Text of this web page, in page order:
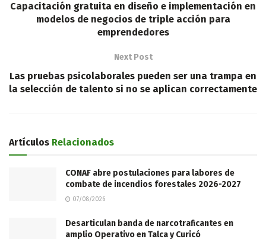
Capacitación gratuita en diseño e implementación en
modelos de negocios de triple acción para
emprendedores
Next Post
Las pruebas psicolaborales pueden ser una trampa en
la selección de talento si no se aplican correctamente
Artículos Relacionados
CONAF abre postulaciones para labores de
combate de incendios forestales 2026-2027
07/08/2026
Desarticulan banda de narcotraficantes en
amplio Operativo en Talca y Curicó